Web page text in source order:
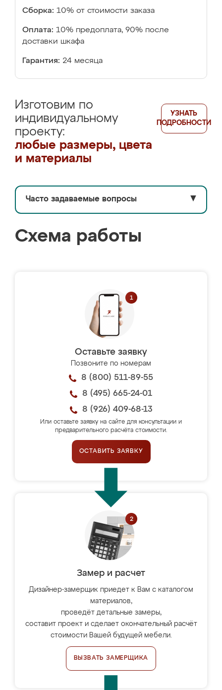
Сборка: 10% от стоимости заказа
Оплата: 10% предоплата, 90% после
доставки шкафа
Гарантия: 24 месяца
Изготовим по
индивидуальному
проекту:
любые размеры, цвета
и материалы
УЗНАТЬ
ПОДРОБНОСТИ
Часто задаваемые вопросы ▼
Схема работы
Оставьте заявку
Позвоните по номерам
8 (800) 511-89-55
8 (495) 665-24-01
8 (926) 409-68-13
Или оставьте заявку на сайте для консультации и
предварительного расчёта стоимости.
ОСТАВИТЬ ЗАЯВКУ
Замер и расчет
Дизайнер-замерщик приедет к Вам с каталогом
материалов,
проведёт детальные замеры,
составит проект и сделает окончательный расчёт
стоимости Вашей будущей мебели.
ВЫЗВАТЬ ЗАМЕРЩИКА